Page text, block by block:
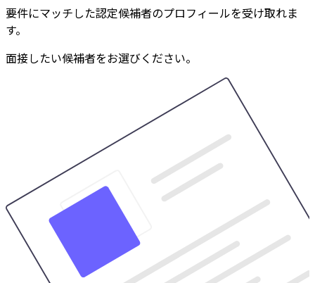
要件にマッチした認定候補者のプロフィールを受け取れま
す。
面接したい候補者をお選びください。